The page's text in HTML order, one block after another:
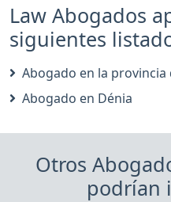
Law Abogados
siguientes
Abogado en la provincia
Abogado en Dénia
Otros
podrían